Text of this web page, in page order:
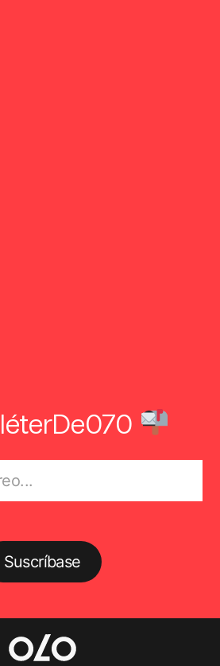
Suscríbase